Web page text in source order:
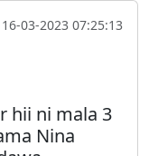
16-03-2023 07:25:13
hii ni mala 3
Nina